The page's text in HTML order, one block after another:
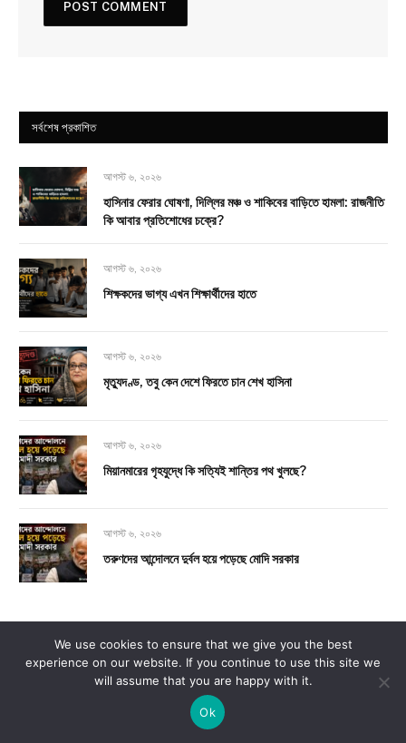
সর্বশেষ প্রকাশিত
আগস্ট ৬, ২০২৬
হাসিনার ফেরার ঘোষণা, দিল্লির মঞ্চ ও শাকিবের বাড়িতে হামলা: রাজনীতি
কি আবার প্রতিশোধের চক্রে?
আগস্ট ৬, ২০২৬
শিক্ষকদের ভাগ্য এখন শিক্ষার্থীদের হাতে
আগস্ট ৬, ২০২৬
মৃত্যুদণ্ড, তবু কেন দেশে ফিরতে চান শেখ হাসিনা
আগস্ট ৬, ২০২৬
মিয়ানমারের গৃহযুদ্ধে কি সত্যিই শান্তির পথ খুলছে?
আগস্ট ৬, ২০২৬
তরুণদের আন্দোলনে দুর্বল হয়ে পড়েছে মোদি সরকার
সর্বাধিক পঠিত
হাসিনার বক্তব্য প্রচারে নিষেধাজ্ঞা: আদালতের আদেশ,
সংবাদমাধ্যমের স্বাধীনতা ও ভারত–বাংলাদেশ টানাপোড়েন
We use cookies to ensure that we give you the best
experience on our website. If you continue to use this site we
will assume that you are happy with it.
Ok